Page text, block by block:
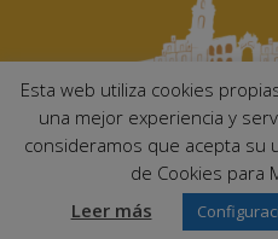
Ayuntamiento de Palma del Río.
14700 – Palma
Email:
Teléfono: 957 71 02
Esta web utiliza cookies
una mejor experiencia y
consideramos que acepta su
de Cookies para
Leer más